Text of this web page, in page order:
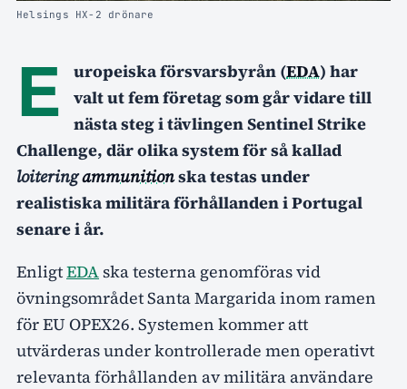
Helsings HX-2 drönare
E uropeiska försvarsbyrån (EDA) har
valt ut fem företag som går vidare till
nästa steg i tävlingen Sentinel Strike
Challenge, där olika system för så kallad
loiteringammunitionska testas under
realistiska militära förhållanden i Portugal
senare i år.
EnligtEDA ska testerna genomföras vid
övningsområdet Santa Margarida inom ramen
för EU OPEX26. Systemen kommer att
utvärderas under kontrollerade men operativt
relevanta förhållanden av militära användare